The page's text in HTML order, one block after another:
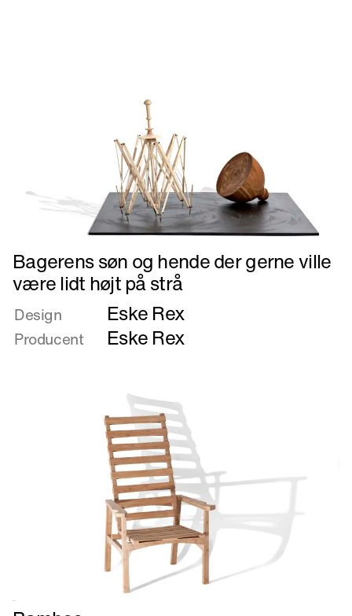
Læs
mere
om
Bagerens
og
Bagerens søn og hende der gerne ville
være lidt højt på strå
Design Eske Rex
Producent Eske Rex
Læs